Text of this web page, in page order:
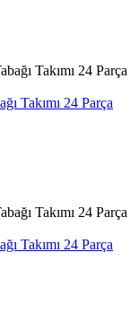
Takımı 24 Parça
Takımı 24 Parça